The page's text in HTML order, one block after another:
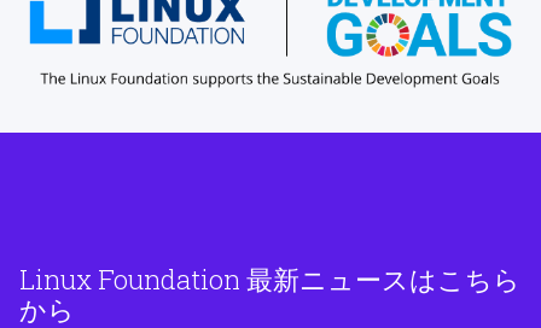
Linux Foundation 最新ニュースはこちら
から